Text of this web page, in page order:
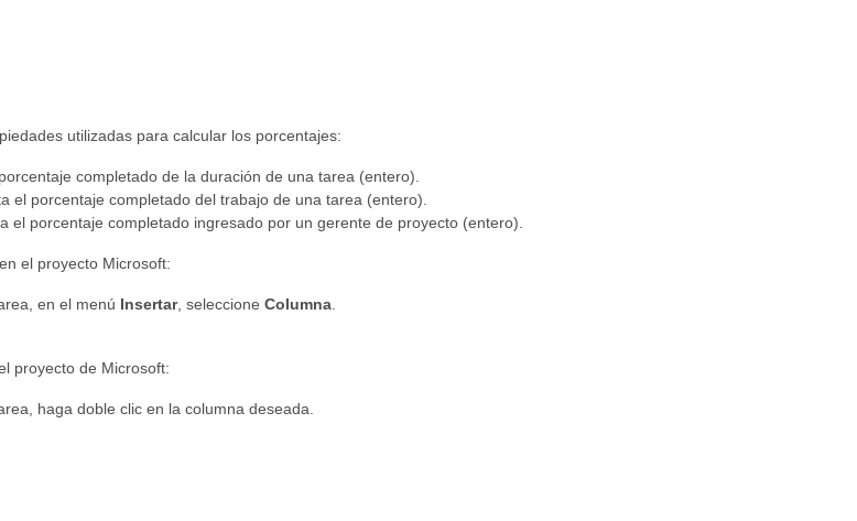
utilizadas para calcular los porcentajes:
completado de la duración de una tarea (entero).
el porcentaje completado del trabajo de una tarea (entero).
el porcentaje completado ingresado por un gerente de proyecto (entero).
el proyecto Microsoft:
en el menú Insertar, seleccione Columna.
proyecto de Microsoft:
haga doble clic en la columna deseada.